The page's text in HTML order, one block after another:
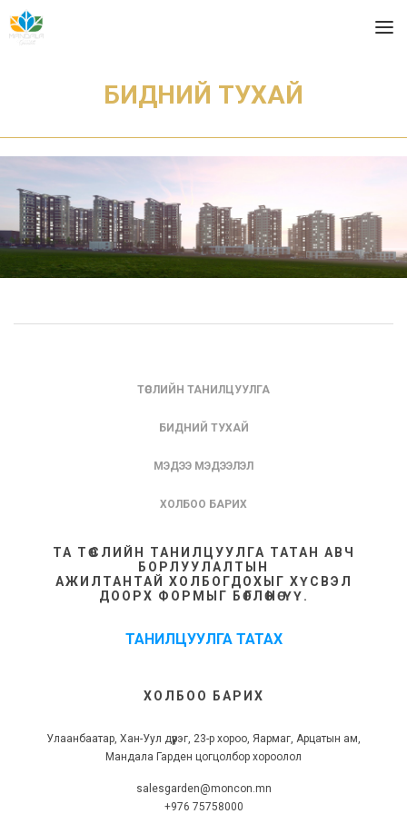
БИДНИЙ ТУХАЙ
ТӨСЛИЙН ТАНИЛЦУУЛГА
БИДНИЙ ТУХАЙ
МЭДЭЭ МЭДЭЭЛЭЛ
ХОЛБОО БАРИХ
ТА ТӨСЛИЙН ТАНИЛЦУУЛГА ТАТАН АВЧ
БОРЛУУЛАЛТЫН
АЖИЛТАНТАЙ ХОЛБОГДОХЫГ ХҮСВЭЛ
ДООРХ ФОРМЫГ БӨГЛӨНӨ ҮҮ.
ТАНИЛЦУУЛГА ТАТАХ
ХОЛБОО БАРИХ
Улаанбаатар, Хан-Уул дүүрэг, 23-р хороо, Яармаг, Арцатын ам,
Мандала Гарден цогцолбор хороолол
salesgarden@moncon.mn
+976 75758000